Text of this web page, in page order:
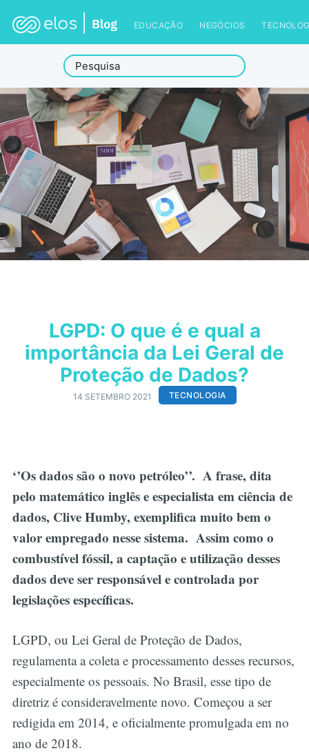
EDUCAÇÃO NEGÓCIOS
LGPD: O que é e qual a
importância da Lei Geral de
Proteção de Dados?
14 SETEMBRO 2021 TECNOLOGIA
‘’Os dados são o novo petróleo’’. A frase, dita
pelo matemático inglês e especialista em ciência de
dados, Clive Humby, exemplifica muito bem o
valor empregado nesse sistema. Assim como o
combustível fóssil, a captação e utilização desses
dados deve ser responsável e controlada por
legislações específicas.
LGPD, ou Lei Geral de Proteção de Dados,
regulamenta a coleta e processamento desses recursos,
especialmente os pessoais. No Brasil, esse tipo de
diretriz é consideravelmente novo. Começou a ser
redigida em 2014, e oficialmente promulgada em no
ano de 2018.